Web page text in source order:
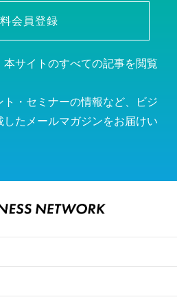
会員登録
サイトのすべての記事を閲覧
ト・セミナーの情報など、ビジ
たメールマガジンをお届けい